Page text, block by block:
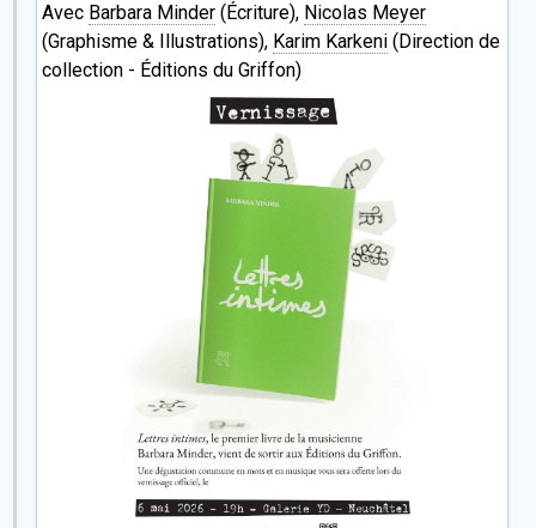
Avec Barbara Minder (Écriture), Nicolas Meyer
(Graphisme & Illustrations), Karim Karkeni (Direction de
collection - Éditions du Griffon)